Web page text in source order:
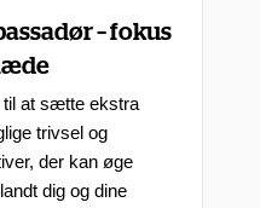
– fokus
at sætte ekstra
trivsel og
der kan øge
dig og dine